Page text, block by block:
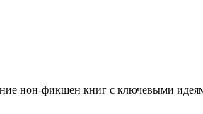
нон-фикшен книг с ключевыми